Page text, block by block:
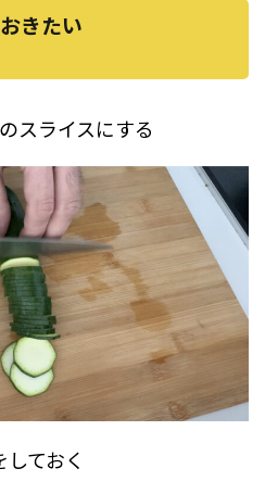
きたい
スライスにする
ておく